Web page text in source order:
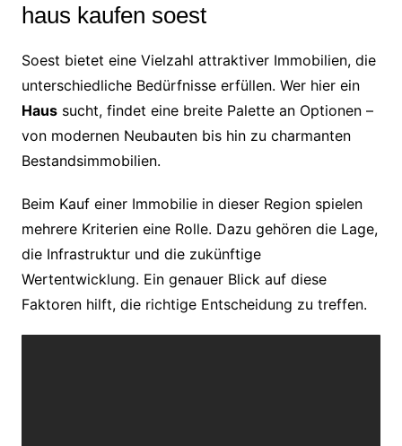
haus kaufen soest
Soest bietet eine Vielzahl attraktiver Immobilien, die
unterschiedliche Bedürfnisse erfüllen. Wer hier ein
Haussucht, findet eine breite Palette an Optionen –
von modernen Neubauten bis hin zu charmanten
Bestandsimmobilien.
Beim Kauf einer Immobilie in dieser Region spielen
mehrere Kriterien eine Rolle. Dazu gehören die Lage,
die Infrastruktur und die zukünftige
Wertentwicklung. Ein genauer Blick auf diese
Faktoren hilft, die richtige Entscheidung zu treffen.